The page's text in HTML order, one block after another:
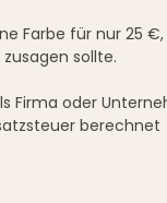
Farbe für nur 25
sollte.
Firma oder
berechnet